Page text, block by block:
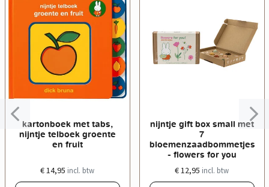
kartonboek met tabs,
nijntje telboek groente
en fruit
€ 14,95 incl. btw
nijntje gift box small met
7
bloemenzaadbommetjes
- flowers for you
€ 12,95 incl. btw